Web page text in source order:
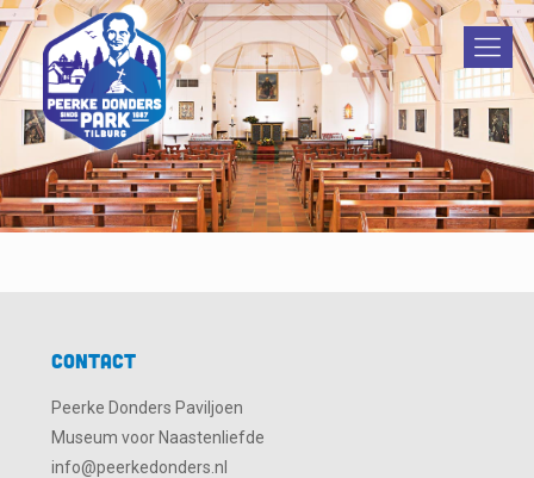
Contact
Peerke Donders Paviljoen
Museum voor Naastenliefde
info@peerkedonders.nl